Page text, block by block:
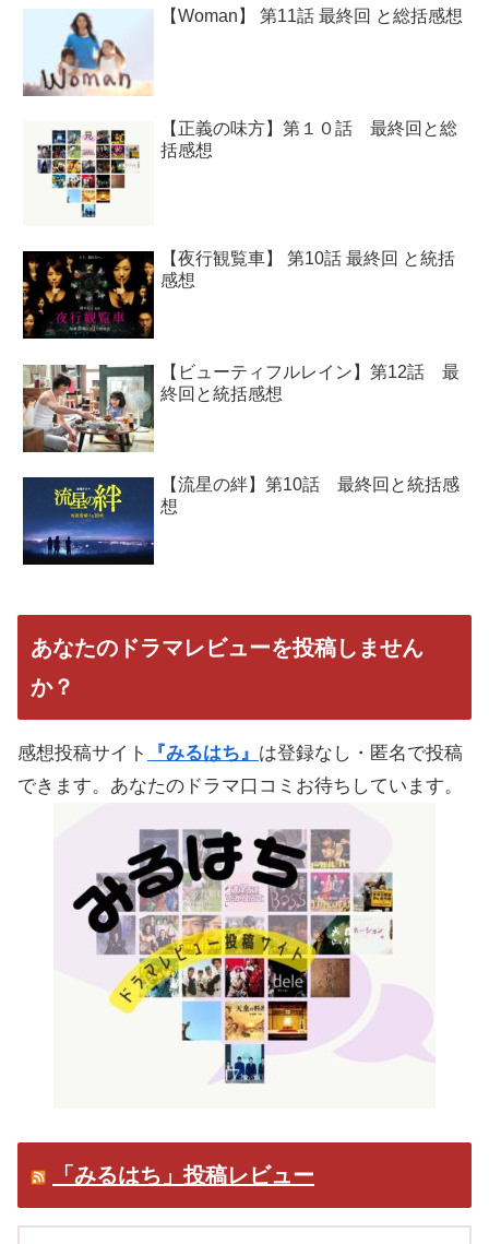
【Woman】 第11話 最終回 と総括感想
【正義の味方】第１０話 最終回と総
括感想
【夜行観覧車】 第10話 最終回 と統括
感想
【ビューティフルレイン】第12話 最
終回と統括感想
【流星の絆】第10話 最終回と統括感
想
あなたのドラマレビューを投稿しません
か？
感想投稿サイト 『みるはち』 は登録なし・匿名で投稿
できます。あなたのドラマ口コミお待ちしています。
「みるはち」投稿レビュー